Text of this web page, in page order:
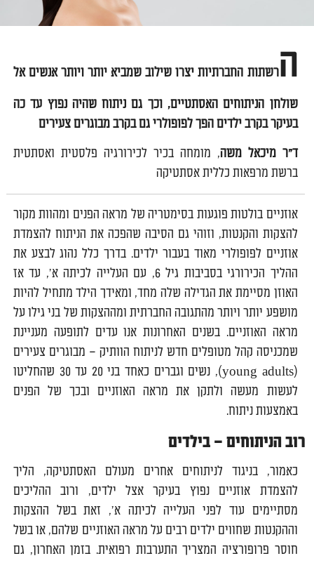
הרשתות החברתיות יצרו שילוב שמביא יותר ויותר אנשים אל
שולחן הניתוחים האסתטיים, וכך גם ניתוח שהיה נפוץ עד כה
בעיקר בקרב ילדים הפך לפופולרי גם בקרב מבוגרים צעירים
ד"ר מיכאל משה, מומחה בכיר לכירורגיה פלסטית ואסתטית
ברשת מרפאות כללית אסתטיקה
אוזניים בולטות פוגעות בסימטריה של מראה הפנים ומהוות מקור
להצקות והקנטות, וזוהי גם הסיבה שהפכה את הניתוח להצמדת
אוזניים לפופולרי מאוד בעבור ילדים. בדרך כלל נהוג לבצע את
ההליך הכירורגי בסביבות גיל 6, עם העלייה לכיתה א', עד אז
האוזן מסיימת את הגדילה שלה מחד, ומאידך הילד מתחיל להיות
מושפע יותר ויותר מהתגובה החברתית ומההצקות של בני גילו על
מראה האוזניים. בשנים האחרונות אנו עדים לתופעה מעניינת
שמכניסה קהל מטופלים חדש לניתוח הוותיק – מבוגרים צעירים
(young adults), נשים וגברים כאחד בני 20 עד 30 שהחליטו
לעשות מעשה ולתקן את מראה האוזניים ובכך של הפנים
באמצעות ניתוח.
רוב הניתוחים – בילדים
כאמור, בניגוד לניתוחים אחרים מעולם האסתטיקה, הליך
להצמדת אוזניים נפוץ בעיקר אצל ילדים, ורוב ההליכים
מסתיימים עוד לפני העלייה לכיתה א', זאת בשל ההצקות
וההקנטות שחווים ילדים רבים על מראה האוזניים שלהם, או בשל
חוסר פרופורציה המצריך התערבות רפואית. בזמן האחרון, גם